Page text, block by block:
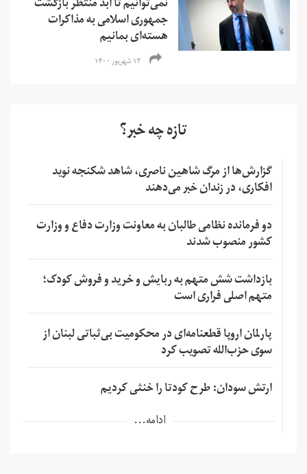
نمی‌‌توانیم تا ابد منتظر بازگشت
جمهوری اسلامی به مذاکرات
هسته‌ای بمانیم
۱۳ شهریور ۱۴۰۰
تازه چه خبر؟
گزارش‌ها از مرگ شاهین ناصری، شاهد شکنجه نوید
افکاری، در زندان خبر می‌دهند
دو فرمانده نظامی طالبان به معاونت وزارت دفاع و وزارت
کشور منصوب شدند
بازداشت شش متهم به ربایش و خرید و فروش کودک؛
متهم اصلی فراری است
پارلمان اروپا قطعنامه‌ای در محکومیت بی‌ثباتی لبنان از
سوی حزب‌الله تصویب کرد
ارتش سودان: طرح کودتا را خنثی کردیم
ادامه...